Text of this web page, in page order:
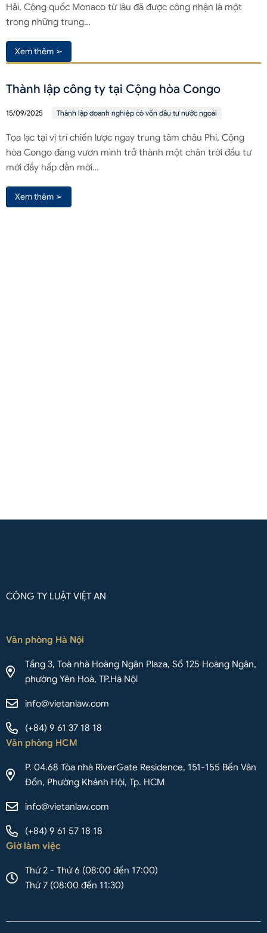
Hải, Công quốc Monaco từ lâu đã được công nhận là một
trong những trung…
Xem thêm ➢
Thành lập công ty tại Cộng hòa Congo
15/09/2025 Thành lập doanh nghiệp có vốn đầu tư nước ngoài
Tọa lạc tại vị trí chiến lược ngay trung tâm châu Phi, Cộng
hòa Congo đang vươn mình trở thành một chân trời đầu tư
mới đầy hấp dẫn mời…
Xem thêm ➢
CÔNG TY LUẬT VIỆT AN
Văn phòng Hà Nội
Tầng 3, Toà nhà Hoàng Ngân Plaza, Số 125 Hoàng Ngân,
phường Yên Hoà, TP.Hà Nội
info@vietanlaw.com
(+84) 9 61 37 18 18
Văn phòng HCM
P. 04.68 Tòa nhà RiverGate Residence, 151-155 Bến Vân
Đồn, Phường Khánh Hội, Tp. HCM
info@vietanlaw.com
(+84) 9 61 57 18 18
Giờ làm việc
Thứ 2 - Thứ 6 (08:00 đến 17:00)
Thứ 7 (08:00 đến 11:30)